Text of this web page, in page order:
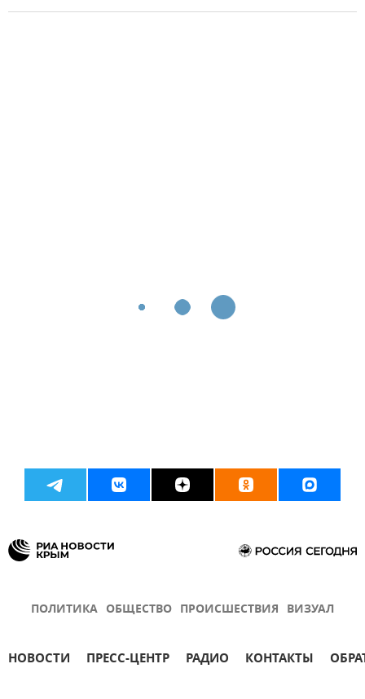
ПОЛИТИКА ОБЩЕСТВО ПРОИСШЕСТВИЯ ВИЗУАЛ
НОВОСТИ ПРЕСС-ЦЕНТР РАДИО КОНТАКТЫ